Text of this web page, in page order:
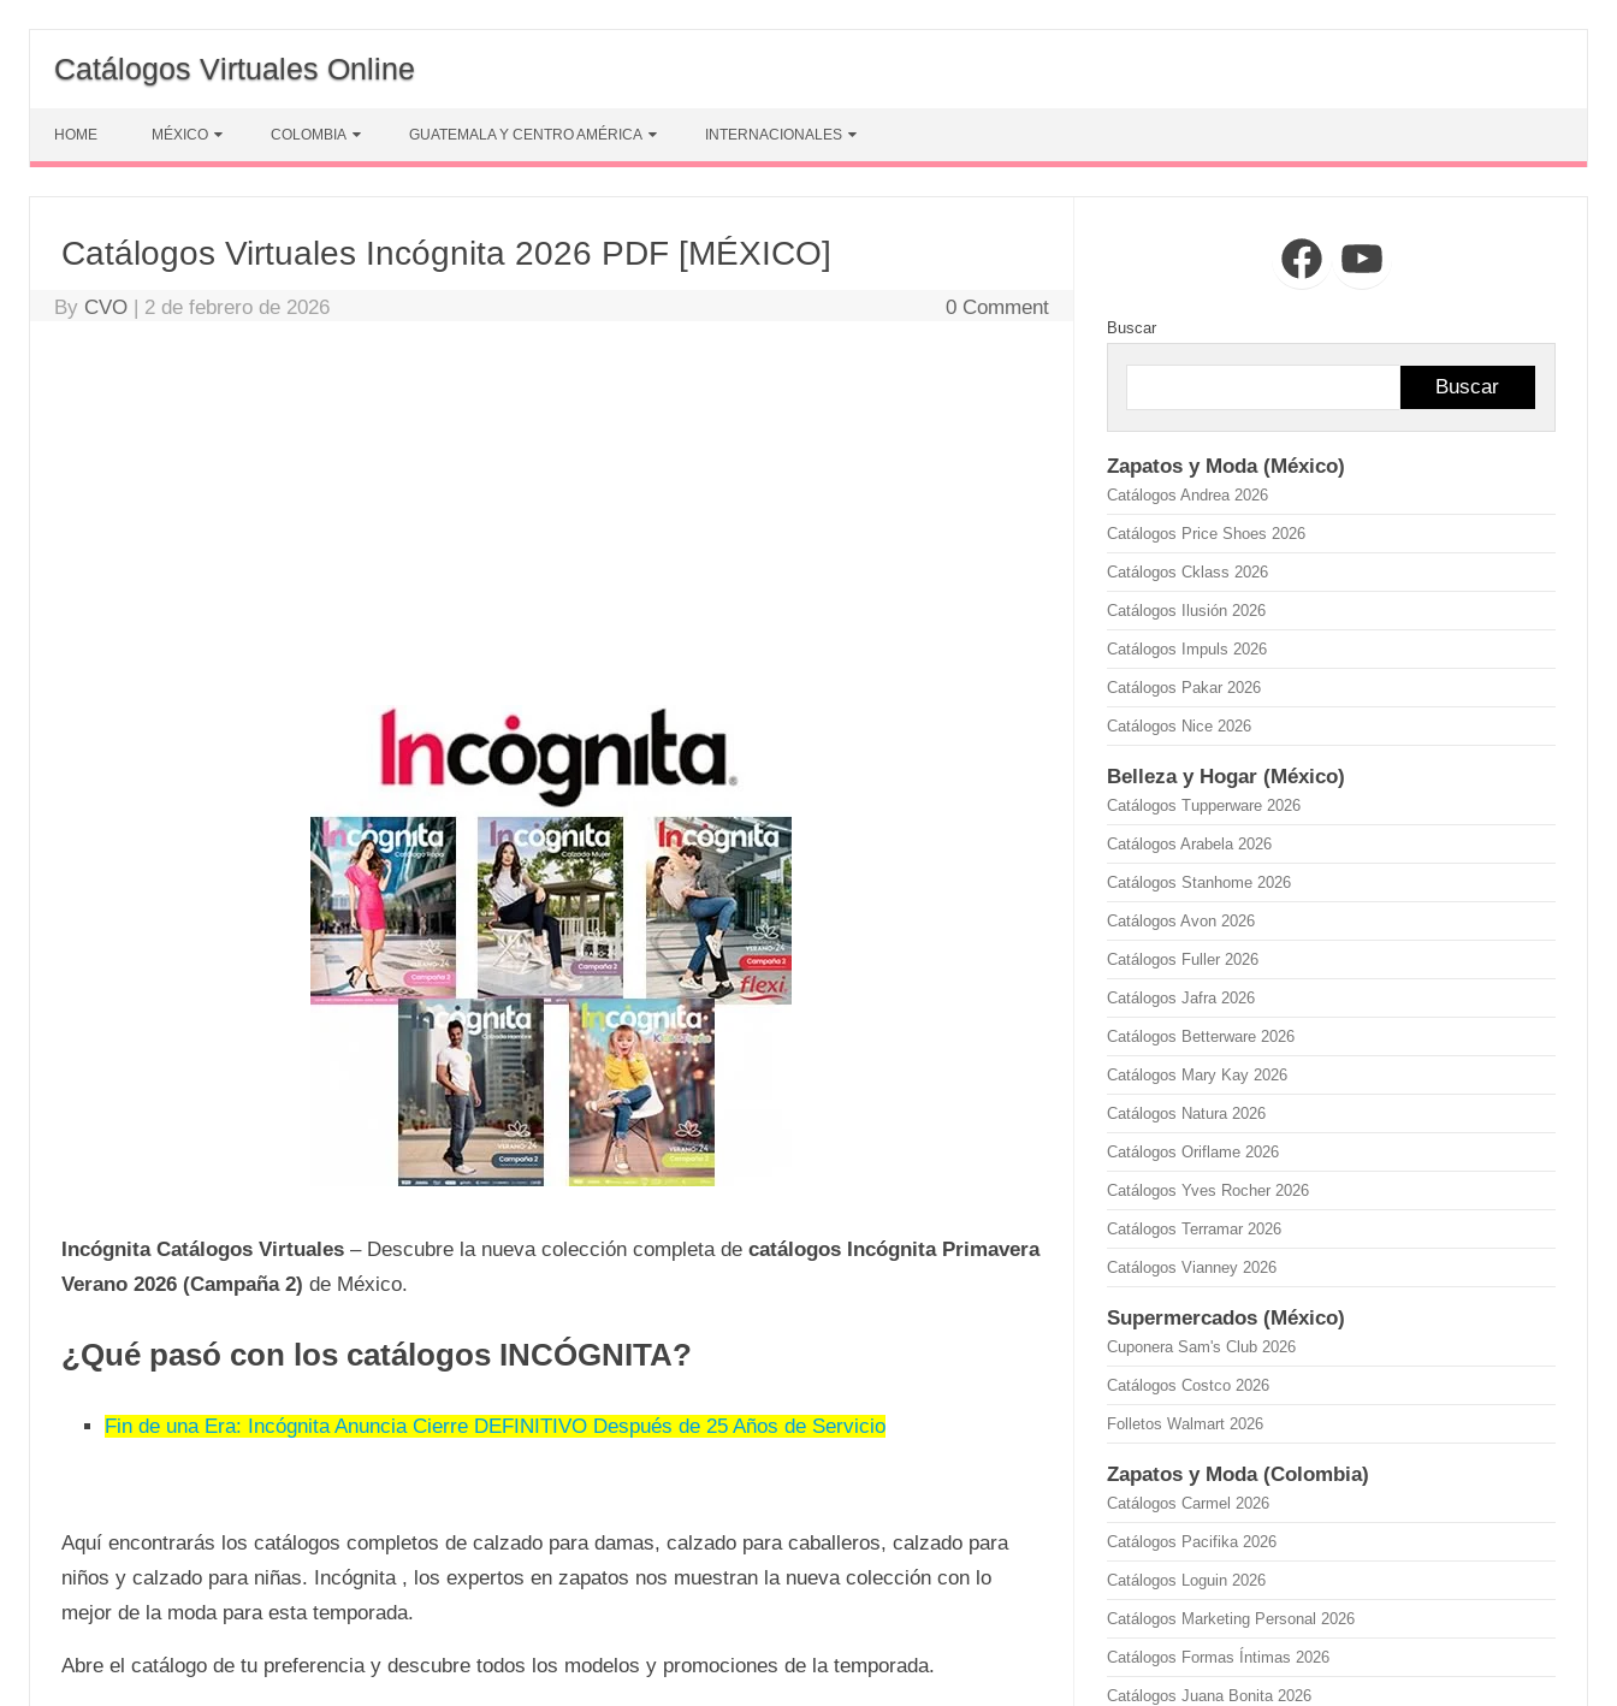
content
Catálogos Virtuales Online
HOME MÉXICO COLOMBIA GUATEMALA Y CENTRO AMÉRICA INTERNACIONALES
Catálogos Virtuales Incógnita 2026 PDF [MÉXICO]
By CVO | 2 de febrero de 2026 0 Comment
Incógnita Catálogos Virtuales– Descubre la nueva colección completa de catálogos Incógnita Primavera
Verano 2026 (Campaña 2) de México.
¿Qué pasó con los catálogos INCÓGNITA?
Fin de una Era: Incógnita Anuncia Cierre DEFINITIVO Después de 25 Años de Servicio
Aquí encontrarás los catálogos completos de calzado para damas, calzado para caballeros, calzado para
niños y calzado para niñas. Incógnita , los expertos en zapatos nos muestran la nueva colección con lo
mejor de la moda para esta temporada.
Abre el catálogo de tu preferencia y descubre todos los modelos y promociones de la temporada.
FacebookYouTube
Buscar
Buscar
Zapatos y Moda (México)
Catálogos Andrea 2026
Catálogos Price Shoes 2026
Catálogos Cklass 2026
Catálogos Ilusión 2026
Catálogos Impuls 2026
Catálogos Pakar 2026
Catálogos Nice 2026
Belleza y Hogar (México)
Catálogos Tupperware 2026
Catálogos Arabela 2026
Catálogos Stanhome 2026
Catálogos Avon 2026
Catálogos Fuller 2026
Catálogos Jafra 2026
Catálogos Betterware 2026
Catálogos Mary Kay 2026
Catálogos Natura 2026
Catálogos Oriflame 2026
Catálogos Yves Rocher 2026
Catálogos Terramar 2026
Catálogos Vianney 2026
Supermercados (México)
Cuponera Sam's Club 2026
Catálogos Costco 2026
Folletos Walmart 2026
Zapatos y Moda (Colombia)
Catálogos Carmel 2026
Catálogos Pacifika 2026
Catálogos Loguin 2026
Catálogos Marketing Personal 2026
Catálogos Formas Íntimas 2026
Catálogos Juana Bonita 2026